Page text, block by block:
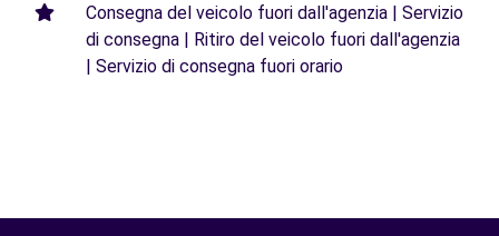
Consegna del veicolo fuori dall'agenzia | Servizio
di consegna | Ritiro del veicolo fuori dall'agenzia
| Servizio di consegna fuori orario